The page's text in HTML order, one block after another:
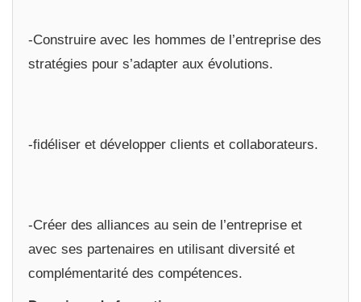
-Construire avec les hommes de l’entreprise des
stratégies pour s’adapter aux évolutions.
-fidéliser et développer clients et collaborateurs.
-Créer des alliances au sein de l’entreprise et
avec ses partenaires en utilisant diversité et
complémentarité des compétences.